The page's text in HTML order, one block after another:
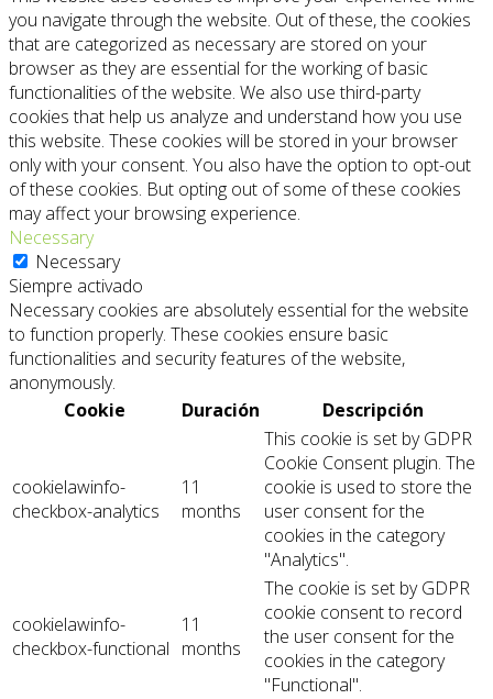
you navigate through the website. Out of these, the cookies
that are categorized as necessary are stored on your
browser as they are essential for the working of basic
functionalities of the website. We also use third-party
cookies that help us analyze and understand how you use
this website. These cookies will be stored in your browser
only with your consent. You also have the option to opt-out
of these cookies. But opting out of some of these cookies
may affect your browsing experience.
Necessary
Necessary
Siempre activado
Necessary cookies are absolutely essential for the website
to function properly. These cookies ensure basic
functionalities and security features of the website,
anonymously.
Cookie
Duración Descripción
cookielawinfo-
checkbox-analytics
11
months
This cookie is set by GDPR
Cookie Consent plugin. The
cookie is used to store the
user consent for the
cookies in the category
"Analytics".
cookielawinfo-
checkbox-functional
11
months
The cookie is set by GDPR
cookie consent to record
the user consent for the
cookies in the category
"Functional".